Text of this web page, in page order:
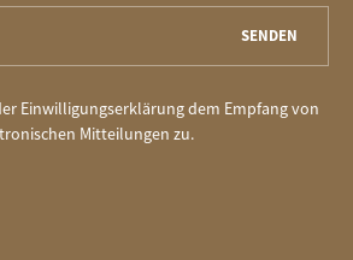
SENDEN
Einwilligungserklärung dem Empfang von
Mitteilungen zu.